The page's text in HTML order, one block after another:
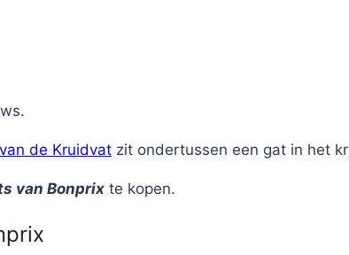
de Kruidvat zit ondertussen een gat in het
van Bonprix te kopen.